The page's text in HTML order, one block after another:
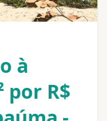
à
por R$